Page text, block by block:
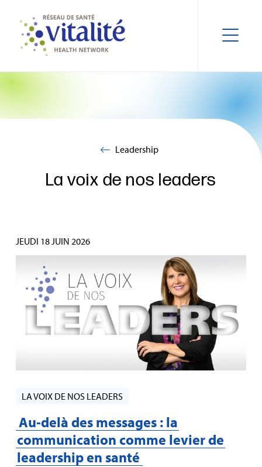
Leadership
La voix de nos leaders
JEUDI 18 JUIN 2026
LA VOIX DE NOS LEADERS
Au‑delà des messages : la
communication comme levier de
leadership en santé